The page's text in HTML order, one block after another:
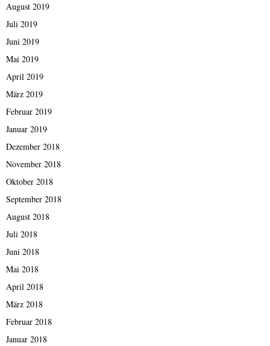
August 2019
Juli 2019
Juni 2019
Mai 2019
April 2019
März 2019
Februar 2019
Januar 2019
Dezember 2018
November 2018
Oktober 2018
September 2018
August 2018
Juli 2018
Juni 2018
Mai 2018
April 2018
März 2018
Februar 2018
Januar 2018